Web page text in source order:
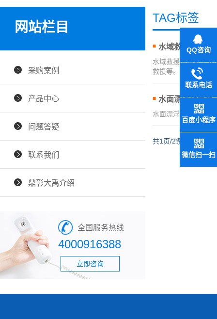
网站栏目
采购案例
产品中心
问题答疑
联系我们
鼎彰大禹介绍
全国服务热线
4000916388
立即咨询
TAG标签
水域救援抛绳包
水域救援抛绳包 产
救援等。 适用于：
水面漂浮救生绳
水面漂浮救生绳
共1页/2条
QQ咨询
联系电话
百度小程序
微信扫一扫